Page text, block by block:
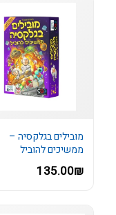
מובילים בגלקסיה –
ממשיכים להוביל
135.00₪